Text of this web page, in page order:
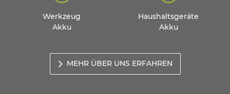
Werkzeug
Akku
Haushaltsgeräte
Akku
MEHR ÜBER UNS ERFAHREN